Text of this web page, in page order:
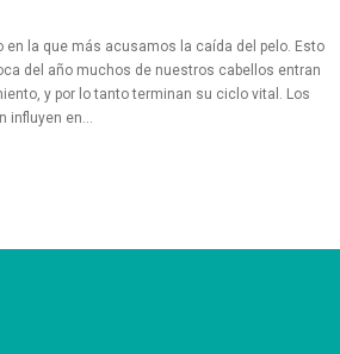
en la que más acusamos la caída del pelo. Esto
del año muchos de nuestros cabellos entran
y por lo tanto terminan su ciclo vital. Los
influyen en...